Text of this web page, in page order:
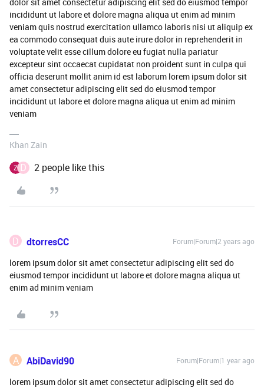
incididunt ut labore et dolore magna aliqua ut enim ad minim
veniam quis nostrud exercitation ullamco laboris nisi ut aliquip ex
ea commodo consequat duis aute irure dolor in reprehenderit in
voluptate velit esse cillum dolore eu fugiat nulla pariatur
excepteur sint occaecat cupidatat non proident sunt in culpa qui
officia deserunt mollit anim id est laborum lorem ipsum dolor sit
amet consectetur adipiscing elit sed do eiusmod tempor
incididunt ut labore et dolore magna aliqua ut enim ad minim
veniam
Khan Zain
D 2 people like this
D dtorresCC Forum|Forum|2 years ago
lorem ipsum dolor sit amet consectetur adipiscing elit sed do
eiusmod tempor incididunt ut labore et dolore magna aliqua ut
enim ad minim veniam
A AbiDavid90 Forum|Forum|1 year ago
lorem ipsum dolor sit amet consectetur adipiscing elit sed do